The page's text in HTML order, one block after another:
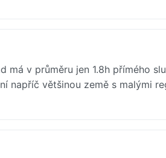
má v průměru jen 1.8h přímého
napříč většinou země s malými